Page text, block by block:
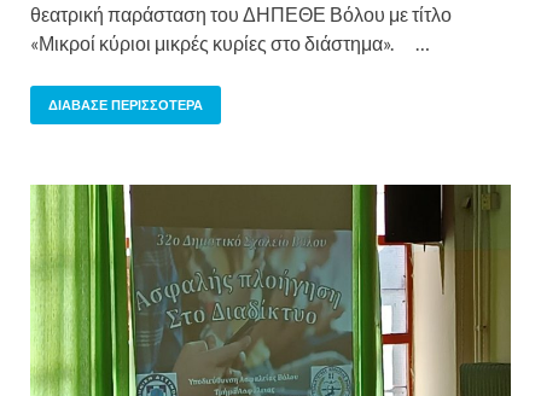
θεατρική παράσταση του ΔΗΠΕΘΕ Βόλου με τίτλο
«Μικροί κύριοι μικρές κυρίες στο διάστημα». …
ΔΙΆΒΑΣΕ ΠΕΡΙΣΣΌΤΕΡΑ